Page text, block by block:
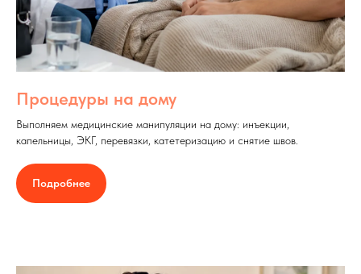
Процедуры на дому
Выполняем медицинские манипуляции на дому: инъекции,
капельницы, ЭКГ, перевязки, катетеризацию и снятие швов.
Подробнее